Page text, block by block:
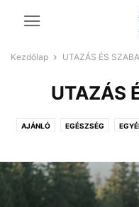
Kezdőlap UTAZÁS ÉS
UTAZÁS
AJÁNLÓ EGÉSZSÉG